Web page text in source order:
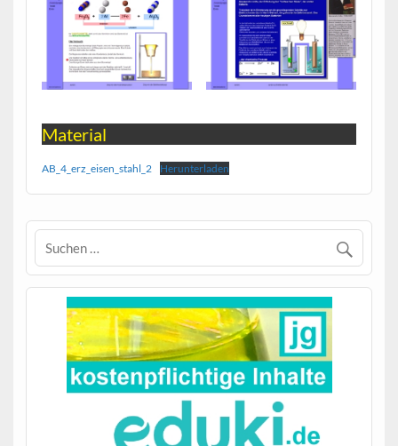
Material
AB_4_erz_eisen_stahl_2 Herunterladen